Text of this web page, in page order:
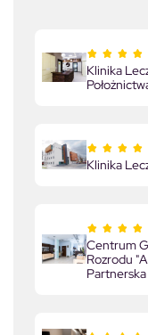
Klinika
Klinika
Centrum
Rozrodu
Partnerska